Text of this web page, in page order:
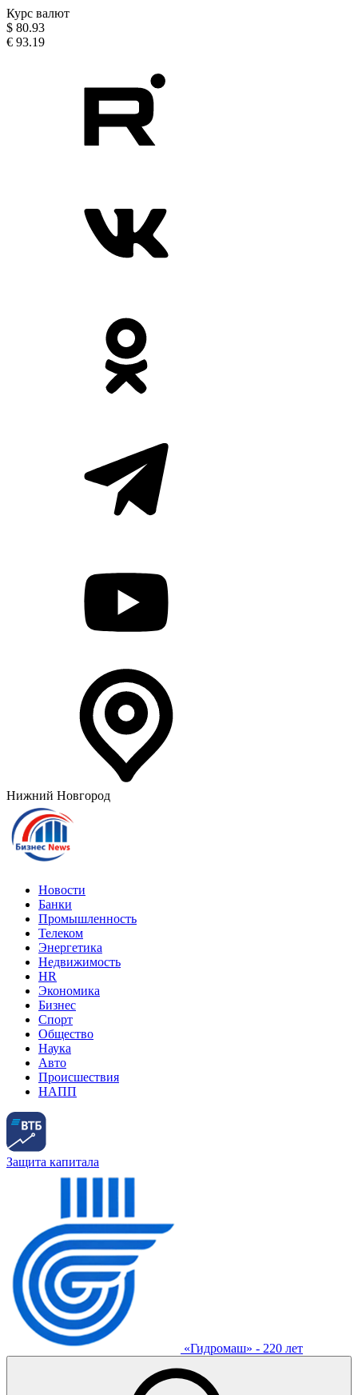
Курс валют
$ 80.93
€ 93.19
Нижний Новгород
Новости
Банки
Промышленность
Телеком
Энергетика
Недвижимость
HR
Экономика
Бизнес
Спорт
Общество
Наука
Авто
Происшествия
НАПП
Защита капитала
«Гидромаш» - 220 лет